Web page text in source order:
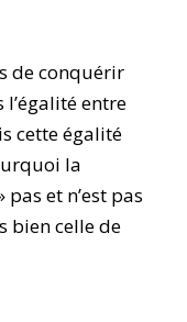
de conquérir
entre
cette égalité
la
et n’est pas
bien celle de